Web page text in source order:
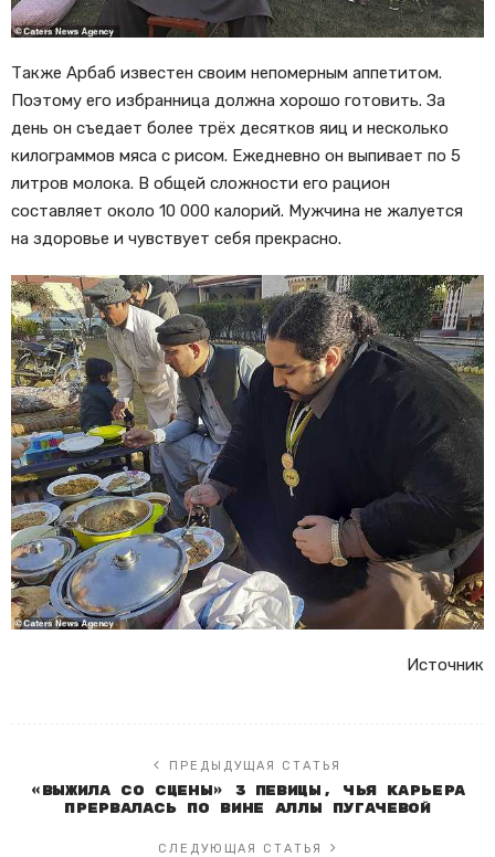
Также Арбаб известен своим непомерным аппетитом.
Поэтому его избранница должна хорошо готовить. За
день он съедает более трёх десятков яиц и несколько
килограммов мяса с рисом. Ежедневно он выпивает по 5
литров молока. В общей сложности его рацион
составляет около 10 000 калорий. Мужчина не жалуется
на здоровье и чувствует себя прекрасно.
Источник
ПРЕДЫДУЩАЯ СТАТЬЯ
«Выжила со сцены» 3 певицы, чья карьера
прервалась по вине Аллы Пугачевой
СЛЕДУЮЩАЯ СТАТЬЯ